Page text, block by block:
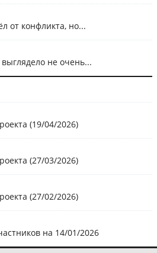
от конфликта, но...
не очень...
(19/04/2026)
(27/03/2026)
(27/02/2026)
на 14/01/2026